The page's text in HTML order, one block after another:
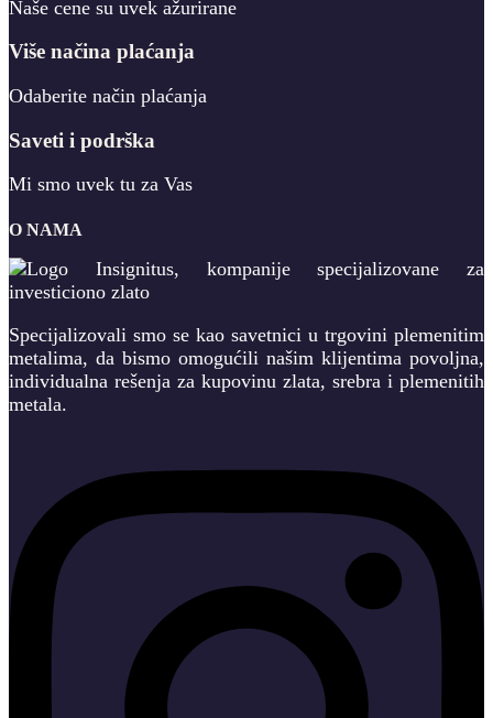
Naše cene su uvek ažurirane
Više načina plaćanja
Odaberite način plaćanja
Saveti i podrška
Mi smo uvek tu za Vas
O NAMA
Specijalizovali smo se kao savetnici u trgovini plemenitim
metalima, da bismo omogućili našim klijentima povoljna,
individualna rešenja za kupovinu zlata, srebra i plemenitih
metala.